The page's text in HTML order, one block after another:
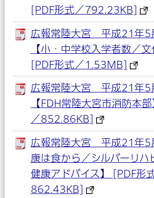
[PDF形式／792.23KB]
広報常陸大宮 平成21年
【小・中学校入学者数／文
[PDF形式／1.53MB]
広報常陸大宮 平成21年
【FDH常陸大宮市消防本
／852.86KB]
広報常陸大宮 平成21年
康は食から／シルバーリハ
健康アドバイス】 [PDF形
862.43KB]